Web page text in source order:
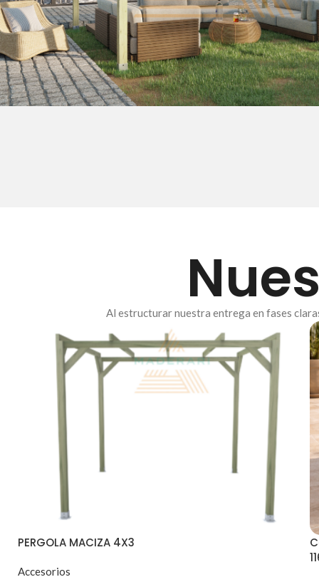
Al estructurar nuestra entrega en fases
PERGOLA MACIZA 4X3
Accesorios